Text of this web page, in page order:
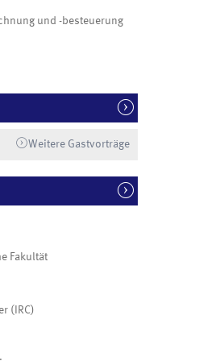
und -besteuerung
Weitere Gastvorträge
Fakultät
(IRC)